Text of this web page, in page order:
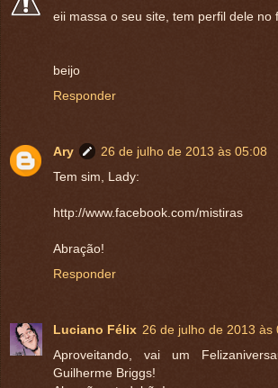
eii massa o seu site, tem perfil dele no
beijo
Responder
Ary
26 de julho de 2013 às 05:08
Tem sim, Lady:
http://www.facebook.com/mistiras
Abração!
Responder
Luciano Félix 26 de julho de 2013 às
Aproveitando, vai um
Guilherme Briggs!